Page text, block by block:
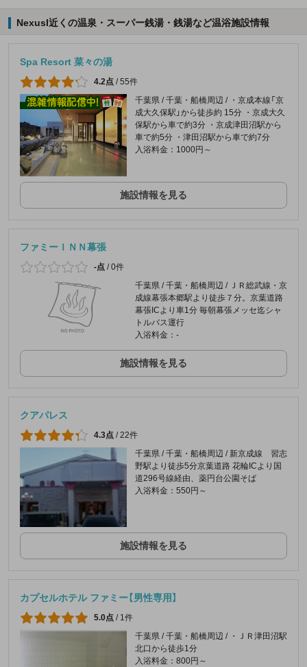
NexusI近くの温泉・スーパー銭湯・銭湯など温浴施設情報
Spa Resort 菜々の湯
4.2点 /55件
千葉県 / 千葉・船橋周辺 / ・京成本線「京
成大久保駅」から徒歩約 15分 ・京成大久
保駅から車で約3分 ・京成津田沼駅から
車で約5分 ・津田沼駅から車で約7分
入浴料金：1000円～
施設情報を見る
ファミーＩＮＮ幕張
-点 /0件
千葉県 / 千葉・船橋周辺 / ＪＲ総武線・京
成線幕張本郷駅より徒歩７分。京葉道路
幕張ICより車1分 毎朝幕張メッセ迄シャ
トルバス運行
入浴料金：-
施設情報を見る
クアパレス
4.3点 / 22件
千葉県 / 千葉・船橋周辺 / 新京成線 習志
野駅より徒歩5分京葉道路 花輪ICより国
道296号線経由、薬円台公園そば
入浴料金：550円～
施設情報を見る
カプセルホテル ファミー【男性専用】
5.0点 / 1件
千葉県 / 千葉・船橋周辺 / ・ＪＲ津田沼駅
北口から徒歩1分
入浴料金：800円～